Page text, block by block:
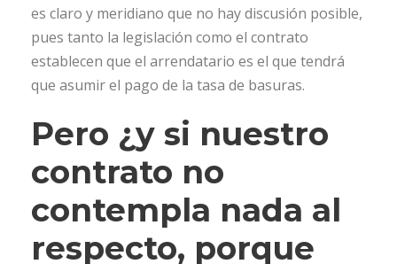
es claro y meridiano que no hay discusión posible,
pues tanto la legislación como el contrato
establecen que el arrendatario es el que tendrá
que asumir el pago de la tasa de basuras.
Pero ¿y si nuestro
contrato no
contempla nada al
respecto, porque